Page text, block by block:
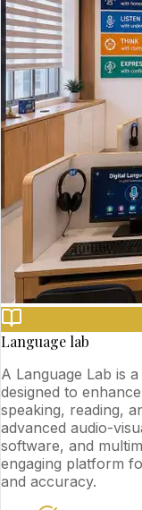
Language lab
A Language Lab is
designed to
speaking, reading,
advanced audio-
software, and
engaging platform
and accuracy.